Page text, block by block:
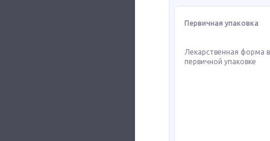
Первичная упаковка
Лекарственная форма
первичной упаковке